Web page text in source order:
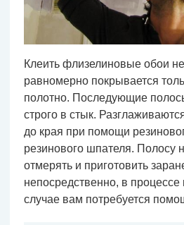
Клеить флизелиновые обои
равномерно покрывается
полотно. Последующие
строго в стык.
до края при помощи
резинового шпателя.
отмерять и приготовить
непосредственно, в процессе
случае вам потребуется